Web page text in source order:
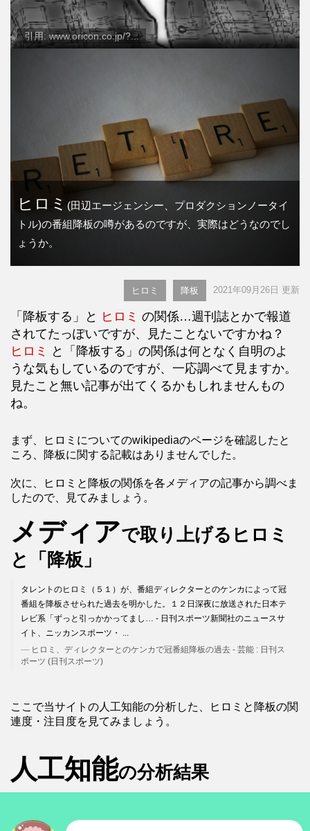
引用: www.oricon.co.jp/?...
ヒロミ (田辺エージェンシー、プロダクションノータイ
トル)の番組降板の噂があるのですが、実際はどうなのでし
ょうか。
ヒロミ 降板 2021年09月26日 更新
「降板する」と ヒロミ の関係…週刊誌とかで報道
されてたっぽいですが、見たことないですかね？
ヒロミ
と「降板する」の関係は何となく自明のよ
うな気もしているのですが、一応調べて見ますか。
見たこと無い記事が出てくるかもしれませんもの
ね。
まず、ヒロミについてのwikipediaのページを確認したと
ころ、降板に関する記載はありませんでした。
次に、ヒロミと降板の関係を各メディアの記事から調べま
したので、見てみましょう。
メディアで取り上げるヒロミ
と「降板」
タレントのヒロミ（５１）が、番組ディレクターとのケンカによって冠
番組を降板させられた過去を明かした。１２日深夜に放送された日本テ
レビ系「ずっと引っかかってまし… - 日刊スポーツ新聞社のニュースサ
イト、ニッカンスポーツ・ ...
ヒロミ、ディレクターとのケンカで冠番組降板の過去 - 芸能 : 日刊ス
ポーツ (日刊スポーツ)
ここで当サイトの人工知能の分析した、ヒロミと降板の関
連度・注目度を見てみましょう。
人工知能の分析結果